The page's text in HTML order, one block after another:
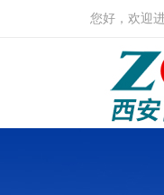
您好，欢迎